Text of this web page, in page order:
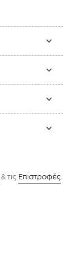
& τις Επιστροφές